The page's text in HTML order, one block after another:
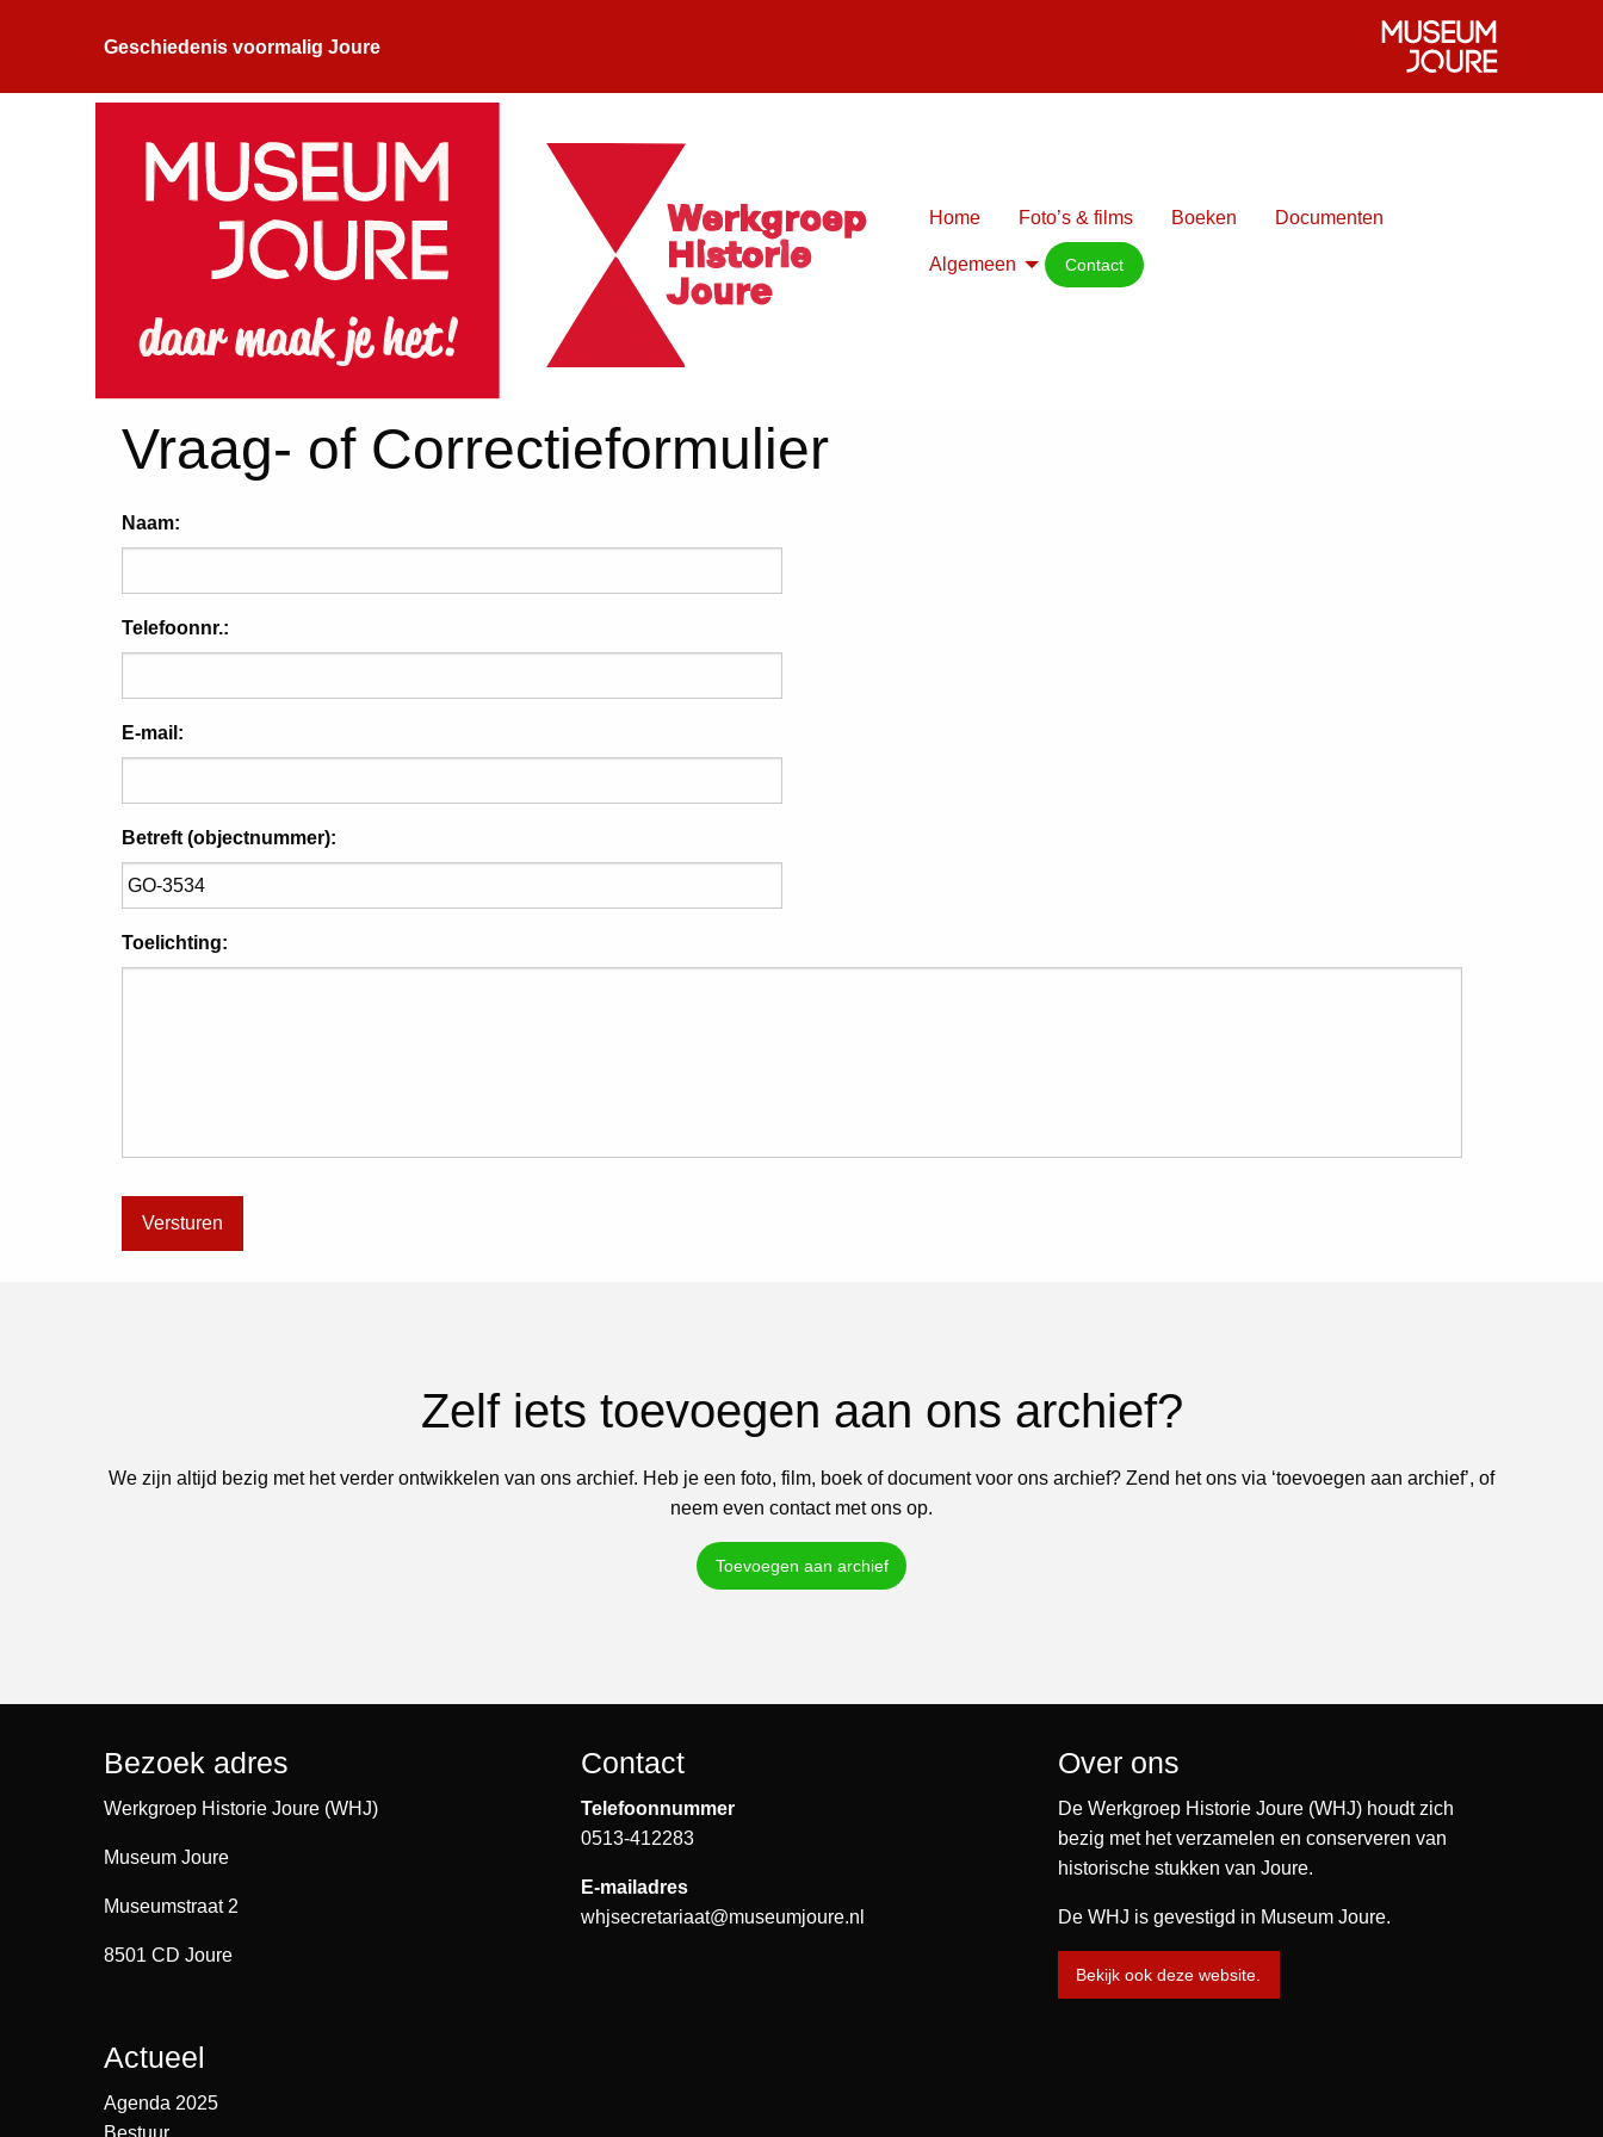
Geschiedenis voormalig Joure
Home Foto’s & films Boeken Documenten
Algemeen Contact
Vraag- of Correctieformulier
Naam:
Telefoonnr.:
E-mail:
Betreft (objectnummer):
Toelichting:
Zelf iets toevoegen aan ons archief?
We zijn altijd bezig met het verder ontwikkelen van ons archief. Heb je een foto, film, boek of document voor ons archief? Zend het ons via ‘toevoegen aan archief’, of
neem even contact met ons op.
Toevoegen aan archief
Bezoek adres
Werkgroep Historie Joure (WHJ)
Museum Joure
Museumstraat 2
8501 CD Joure
Contact
Telefoonnummer
0513-412283
E-mailadres
whjsecretariaat@museumjoure.nl
Over ons
De Werkgroep Historie Joure (WHJ) houdt zich
bezig met het verzamelen en conserveren van
historische stukken van Joure.
De WHJ is gevestigd in Museum Joure.
Bekijk ook deze website.
Actueel
Agenda 2025